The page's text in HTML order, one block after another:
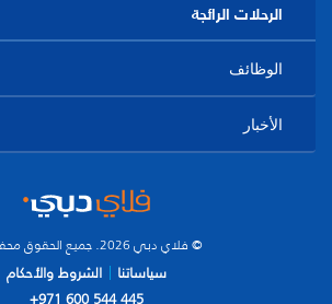
© فلاي دبي 2026. جميع الحقوق محفوظة.
سياساتنا
الشروط والأحكام
الرحلات الرائجة
الوظائف
الأخبار